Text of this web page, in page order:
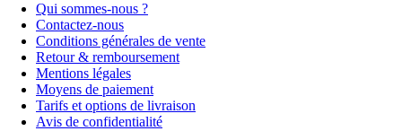
Qui sommes-nous ?
Contactez-nous
Conditions générales de vente
Retour & remboursement
Mentions légales
Moyens de paiement
Tarifs et options de livraison
Avis de confidentialité